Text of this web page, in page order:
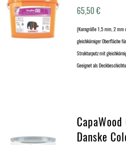
65,50€
(Korngröße 1,5 mm, 2 mm
gleichkörniger Oberfläche
Strukturputz mit
Geeignet als
Danske